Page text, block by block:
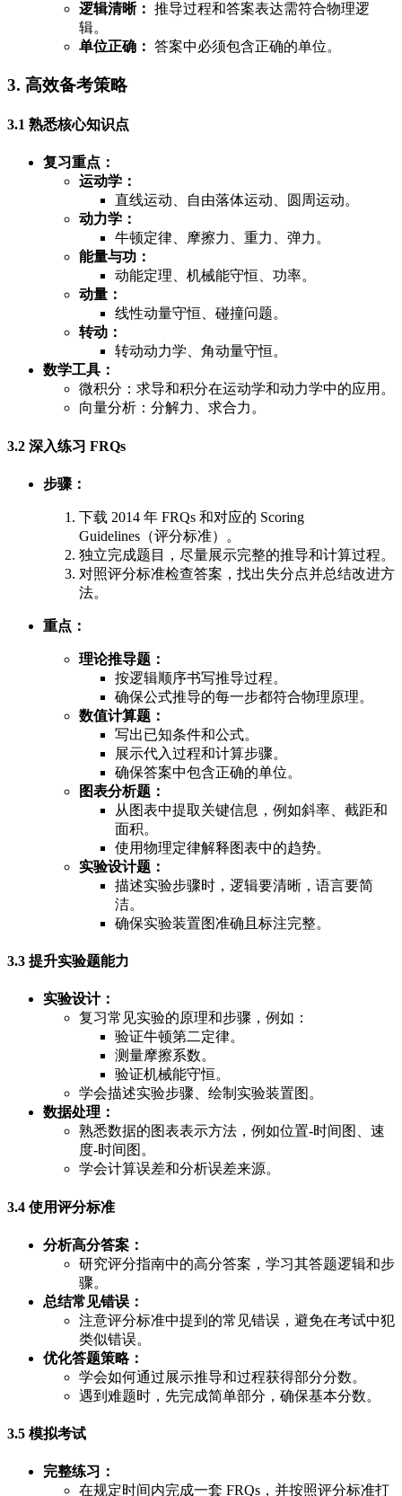
逻辑清晰： 推导过程和答案表达需符合物理逻
辑。
单位正确： 答案中必须包含正确的单位。
3. 高效备考策略
3.1 熟悉核心知识点
复习重点：
运动学：
直线运动、自由落体运动、圆周运动。
动力学：
牛顿定律、摩擦力、重力、弹力。
能量与功：
动能定理、机械能守恒、功率。
动量：
线性动量守恒、碰撞问题。
转动：
转动动力学、角动量守恒。
数学工具：
微积分：求导和积分在运动学和动力学中的应用。
向量分析：分解力、求合力。
3.2 深入练习 FRQs
步骤：
下载 2014 年 FRQs 和对应的 Scoring
Guidelines（评分标准）。
独立完成题目，尽量展示完整的推导和计算过程。
对照评分标准检查答案，找出失分点并总结改进方
法。
重点：
理论推导题：
按逻辑顺序书写推导过程。
确保公式推导的每一步都符合物理原理。
数值计算题：
写出已知条件和公式。
展示代入过程和计算步骤。
确保答案中包含正确的单位。
图表分析题：
从图表中提取关键信息，例如斜率、截距和
面积。
使用物理定律解释图表中的趋势。
实验设计题：
描述实验步骤时，逻辑要清晰，语言要简
洁。
确保实验装置图准确且标注完整。
3.3 提升实验题能力
实验设计：
复习常见实验的原理和步骤，例如：
验证牛顿第二定律。
测量摩擦系数。
验证机械能守恒。
学会描述实验步骤、绘制实验装置图。
数据处理：
熟悉数据的图表表示方法，例如位置-时间图、速
度-时间图。
学会计算误差和分析误差来源。
3.4 使用评分标准
分析高分答案：
研究评分指南中的高分答案，学习其答题逻辑和步
骤。
总结常见错误：
注意评分标准中提到的常见错误，避免在考试中犯
类似错误。
优化答题策略：
学会如何通过展示推导和过程获得部分分数。
遇到难题时，先完成简单部分，确保基本分数。
3.5 模拟考试
完整练习：
在规定时间内完成一套 FRQs，并按照评分标准打